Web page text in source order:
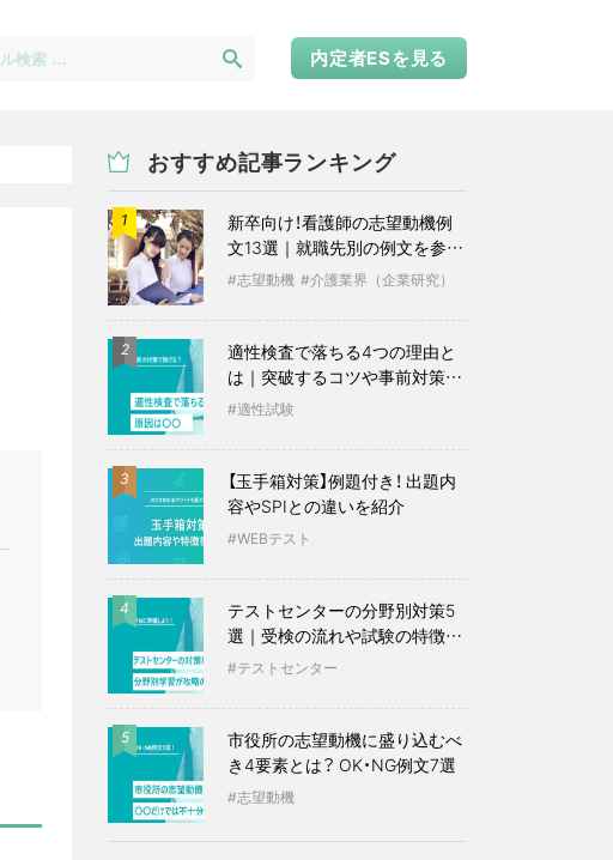
内定者ESを見る
おすすめ記事ランキング
1
新卒向け！看護師の志望動機例
文13選｜就職先別の例文を参考
に志望動機 介護業界（企業研究）
2
適性検査で落ちる4つの理由と
は｜突破するコツや事前対策も
紹介
適性試験
3
【玉手箱対策】例題付き！ 出題内
容やSPIとの違いを紹介
WEBテスト
4
テストセンターの分野別対策5
選｜受検の流れや試験の特徴も
紹介
テストセンター
5
市役所の志望動機に盛り込むべ
き4要素とは？ OK・NG例文7選
志望動機